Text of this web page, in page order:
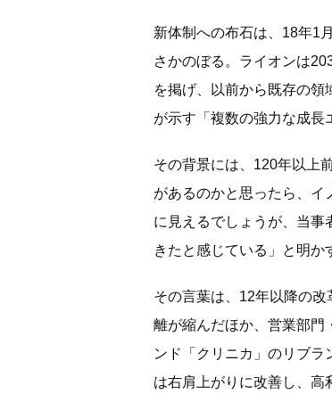
新体制への布石は、18年1
さかのぼる。ライオンは
を掲げ、以前から既存の
が示す「複数の強力な成長
その背景には、120年以上
があるのかと思ったら、イ
に見えるでしょうが、当事
きたと感じている」と明か
その言葉は、12年以降の
離が縮んだほか、営業部門
ンド「クリニカ」のリブ
は右肩上がりに改善し、高